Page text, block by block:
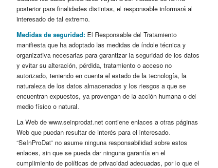
posterior para finalidades distintas, el responsable informará al
interesado de tal extremo.
Medidas de seguridad: El Responsable del Tratamiento
manifiesta que ha adoptado las medidas de índole técnica y
organizativa necesarias para garantizar la seguridad de los datos
y evitar su alteración, pérdida, tratamiento o acceso no
autorizado, teniendo en cuenta el estado de la tecnología, la
naturaleza de los datos almacenados y los riesgos a que se
encuentran expuestos, ya provengan de la acción humana o del
medio físico o natural.
La Web de www.seinprodat.net contiene enlaces a otras páginas
Web que puedan resultar de interés para el interesado.
“SeInProDat” no asume ninguna responsabilidad sobre estos
enlaces, sin que se pueda dar ninguna garantía en el
cumplimiento de políticas de privacidad adecuadas, por lo que el